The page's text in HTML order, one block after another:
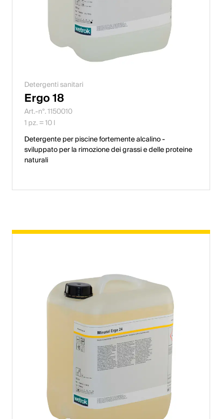
Detergenti sanitari
Ergo 18
Art.-n°. 1150010
1 pz. = 10 l
Detergente per piscine fortemente alcalino -
sviluppato per la rimozione dei grassi e delle proteine
naturali